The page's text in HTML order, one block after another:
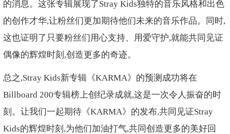
的消息。这张专辑展现了Stray Kids独特的音乐风格和出色
的创作才华,让粉丝们更加期待他们未来的音乐作品。同时,
这也证明了只要粉丝们用心支持、用爱守护,就能共同见证
偶像的辉煌时刻,创造更多的奇迹。
总之,Stray Kids新专辑《KARMA》的预测成功将在
Billboard 200专辑榜上创纪录成就,这是一次令人振奋的时
刻。让我们一起期待《KARMA》的发布,共同见证Stray
Kids的辉煌时刻,为他们加油打气,共同创造更多的美好回